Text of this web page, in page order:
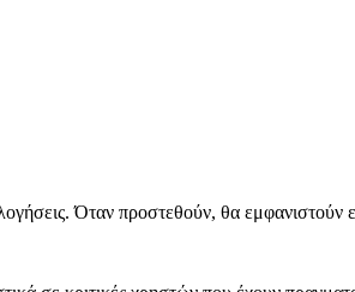
Όταν προστεθούν, θα εμφανιστούν